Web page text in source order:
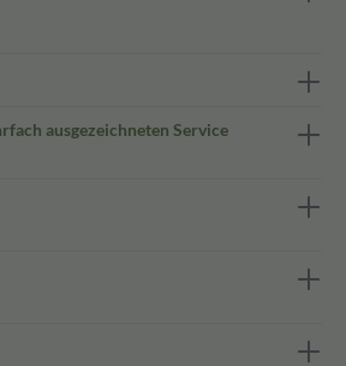
ausgezeichneten Service